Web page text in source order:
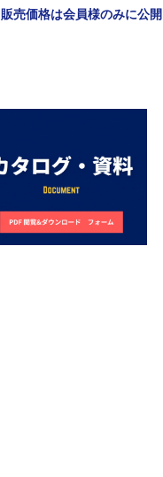
販売価格は会員様のみに公開